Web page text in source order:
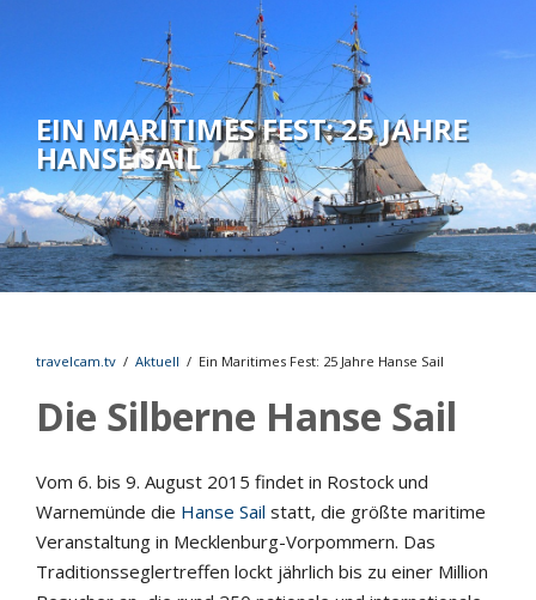
EIN MARITIMES FEST: 25 JAHRE
HANSE SAIL
travelcam.tv / Aktuell / Ein Maritimes Fest: 25 Jahre Hanse Sail
Die Silberne Hanse Sail
Vom 6. bis 9. August 2015 findet in Rostock und
Warnemünde die Hanse Sail statt, die größte maritime
Veranstaltung in Mecklenburg-Vorpommern. Das
Traditionsseglertreffen lockt jährlich bis zu einer Million